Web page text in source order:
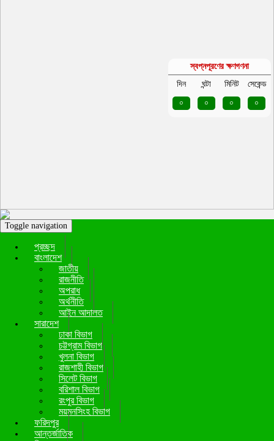
Toggle navigation
প্রচ্ছদ
বাংলাদেশ
জাতীয়
রাজনীতি
অপরাধ
অর্থনীতি
আইন আদালত
সারাদেশ
ঢাকা বিভাগ
চট্টগ্রাম বিভাগ
খুলনা বিভাগ
রাজশাহী বিভাগ
সিলেট বিভাগ
বরিশাল বিভাগ
রংপুর বিভাগ
ময়মনসিংহ বিভাগ
ফরিদপুর
আন্তর্জাতিক
স্বপ্নপূরণের ক্ষণগণনা
দিন
ঘন্টা মিনিট
সেকেন্ড
০
০ ০ ০